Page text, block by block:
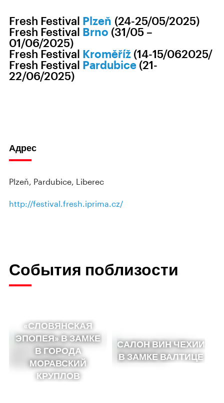
Fresh Festival Plzeň (24-25/05/2025)
Fresh Festival Brno (31/05 –
01/06/2025)
Fresh Festival Kroměříž (14-15/062025/
Fresh Festival Pardubice (21-
22/06/2025)
Адрес
Plzeň, Pardubice, Liberec
http://festival.fresh.iprima.cz/
События поблизости
«СЛОВЯНСКАЯ
ЭПОПЕЯ» В ЗАМКЕ
В ГОРОДА
МОРАВСКИЙ
КРУПЛОВ
САЛОН ВИН ЧЕХИИ
В ЗАМКЕ ВАЛТИЦЕ